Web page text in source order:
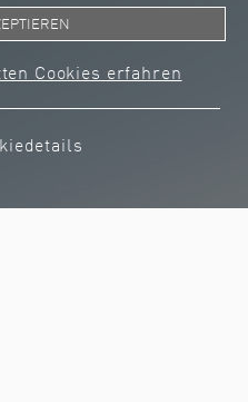
von Prozess
Cookies erfahren